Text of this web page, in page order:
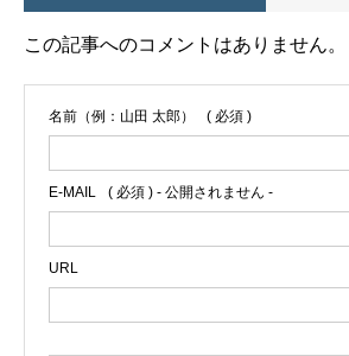
この記事へのコメントはありません。
名前（例：山田 太郎） ( 必須 )
E-MAIL ( 必須 ) - 公開されません -
URL